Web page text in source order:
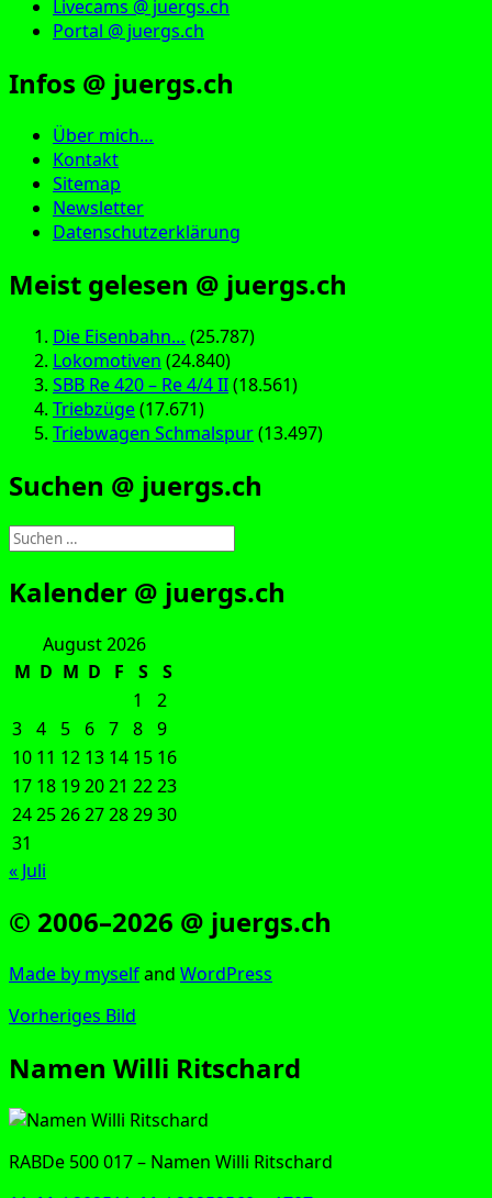
Livecams @ juergs.ch
Portal @ juergs.ch
Infos @ juergs.ch
Über mich…
Kontakt
Sitemap
Newsletter
Datenschutzerklärung
Meist gelesen @ juergs.ch
Die Eisenbahn… (25.787)
Lokomotiven (24.840)
SBB Re 420 – Re 4/4 II(18.561)
Triebzüge(17.671)
Triebwagen Schmalspur(13.497)
Suchen @ juergs.ch
Suchen
nach:
Kalender @ juergs.ch
August 2026
M D M D F S
S
1
2
3 4 5 6 7 8 9
10 11 12 13 14 15 16
17 18 192021 2223
24252627282930
31
« Juli
© 2006–2026 @ juergs.ch
Made by mys­elfand Word­Press
Vorheriges Bild
Namen Willi Ritschard
RAB­De 500 017 – Namen Wil­li Ritschard